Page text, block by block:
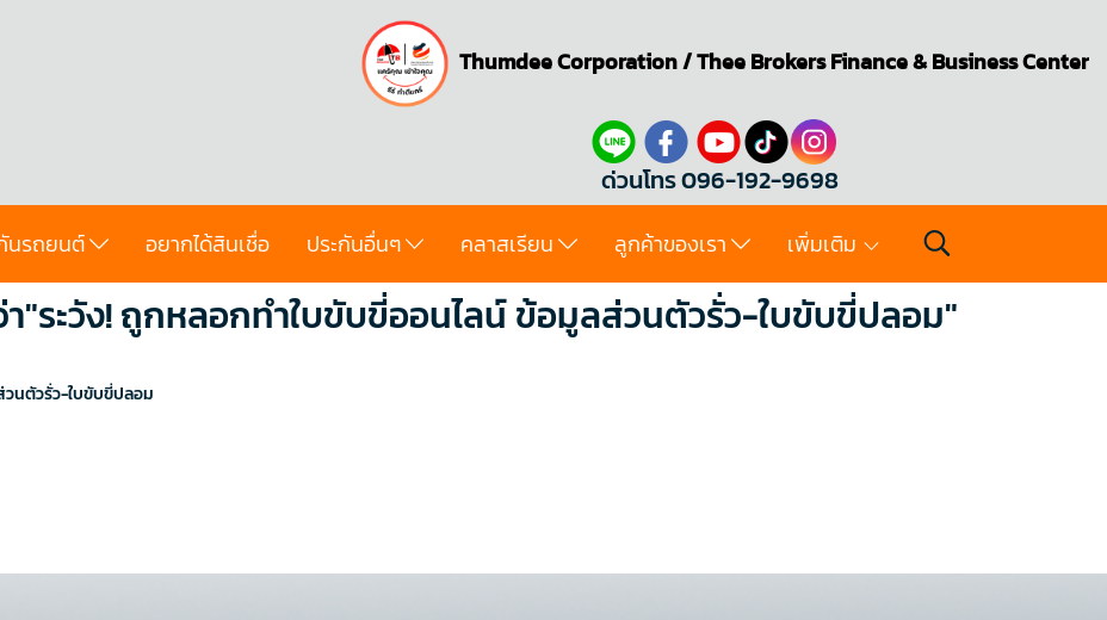
Thumdee Corporation/Thee BrokersFinance & Business Center
ด่วนโทร 096-192-9698
นรถยนต์ อยากได้สินเชื่อ ประกันอื่นๆ คลาสเรียน ลูกค้าของเรา เพิ่มเติม
า"ระวัง! ถูกหลอกทําใบขับขี่ออนไลน์ ข้อมูลส่วนตัวรั่ว-ใบขับขี่ปลอม"
วนตัวรั่ว-ใบขับขี่ปลอม